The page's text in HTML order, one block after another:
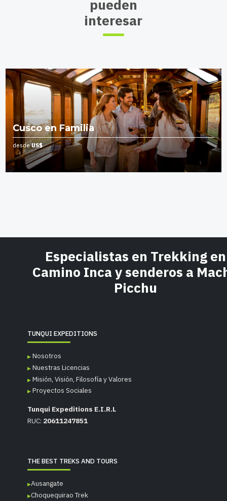
pueden
interesar
Cusco en Familia
desdeUS$
Especialistas en Trekking en
Camino Inca y senderos a
Picchu
TUNQUI EXPEDITIONS
Nosotros
Nuestras Licencias
Misión, Visión, Filosofía y Valores
Proyectos Sociales
Tunqui Expeditions E.I.R.L
RUC: 20611247851
THE BEST TREKS AND TOURS
Ausangate
Choquequirao Trek